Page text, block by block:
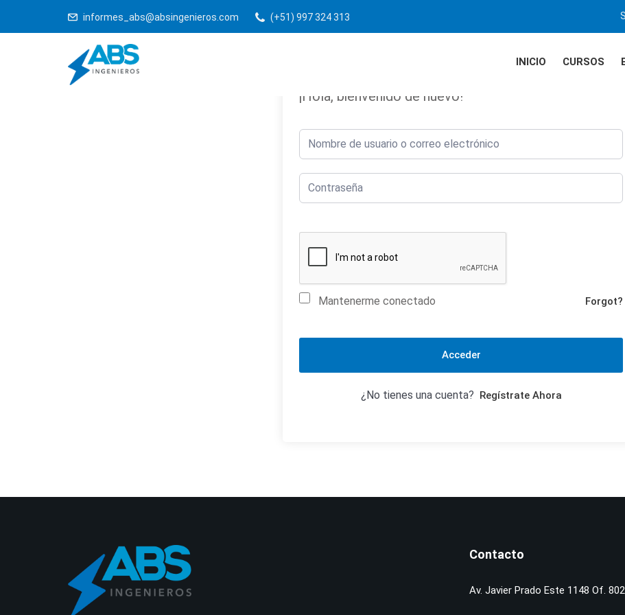
informes_abs@absingenieros.com (+51) 997 324 313
INICIO CURSOS
¡Hola, bienvenido de nuevo!
Mantenerme conectado Forgot?
Acceder
¿No tienes una cuenta? Regístrate Ahora
Contacto
Av. Javier Prado Este 1148 Of.